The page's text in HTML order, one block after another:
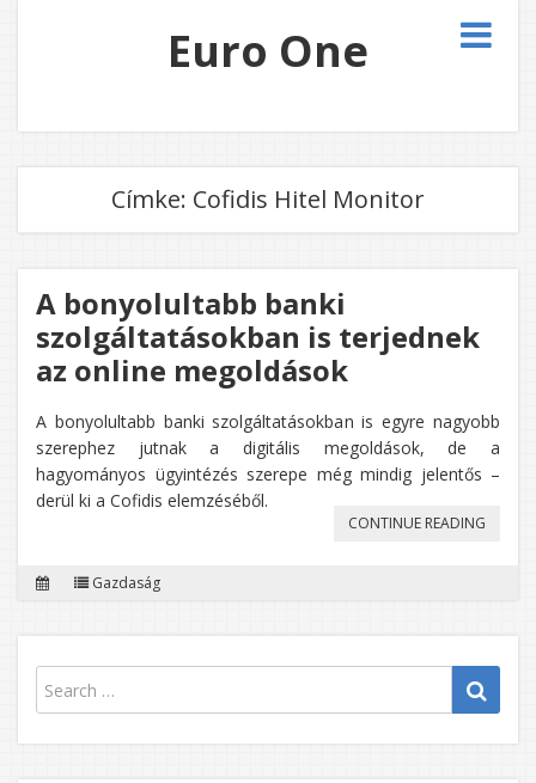
Euro One
Címke: Cofidis Hitel Monitor
A bonyolultabb banki
szolgáltatásokban is terjednek
az online megoldások
A bonyolultabb banki szolgáltatásokban is egyre nagyobb
szerephez jutnak a digitális megoldások, de a
hagyományos ügyintézés szerepe még mindig jelentős –
derül ki a Cofidis elemzéséből.
CONTINUE READING
IS
Gazdaság